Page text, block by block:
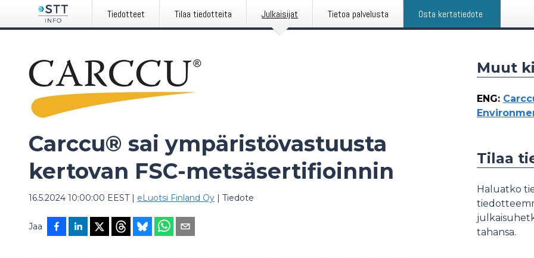
Tiedotteet Tilaa tiedotteita Julkaisijat Tietoa palvelusta Osta kertatiedote
Carccu® sai ympäristövastuusta
kertovan FSC-metsäsertifioinnin
16.5.2024 10:00:00 EEST| eLuotsi Finland Oy | Tiedote
Jaa
Muut
ENG:
Tilaa
Haluatko
tahansa.